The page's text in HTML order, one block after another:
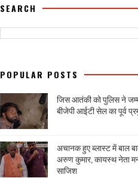
SEARCH
POPULAR POSTS
जिस आतंकी को पुलिस ने
बीजेपी आईटी सेल का पूर्व
अचानक हुए ब्लास्ट में बाल
अरुण कुमार, कायस्थ नेता
साजिश